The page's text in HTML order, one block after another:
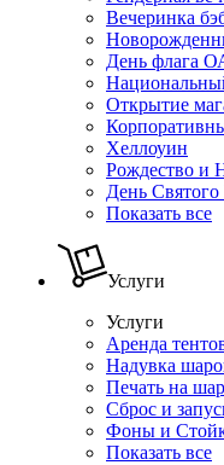
Вечеринка
День флага
Открытие
Хеллоуин
Рождество и
День
Показать все
Услуги
Услуги
Аренда
Надувка
Печать на
Сброс и
Фоны и
Показать все